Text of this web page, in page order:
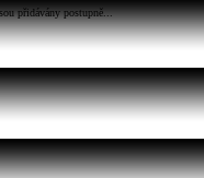
přidávány postupně...